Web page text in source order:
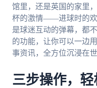
馆里，还是英国的家里
杯的激情——进球时的欢
是球迷互动的弹幕，都
的功能，让你可以一边
事资讯，全方位沉浸在
三步操作，